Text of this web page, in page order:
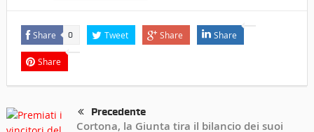
Share 0 Tweet Share Share
Share
Precedente
Cortona, la Giunta tira il bilancio dei suoi